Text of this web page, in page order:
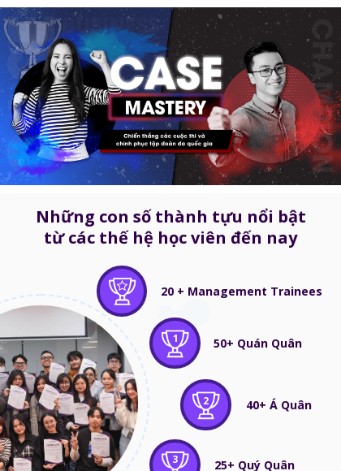
50+ Quán Quân
1
40+ Á Quân
2
25+ Quý Quân
3
20 + Management Trainees
Những con số thành tựu nổi bật
từ các thế hệ học viên đến nay